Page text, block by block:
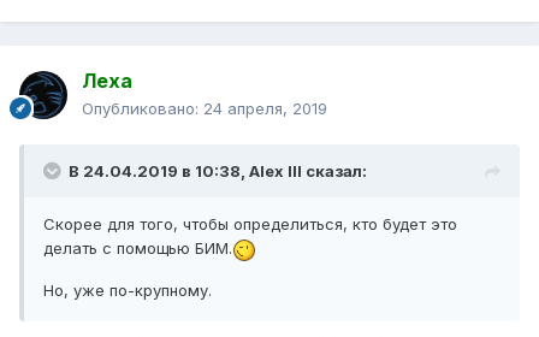
Леха
Опубликовано: 24 апреля, 2019
В 24.04.2019 в 10:38, Alex IlI сказал:
Скорее для того, чтобы определиться, кто будет это
делать с помощью БИМ.
Но, уже по-крупному.